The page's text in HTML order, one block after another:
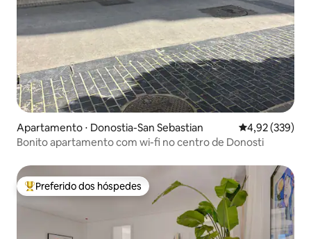
Apartamento ⋅ Donostia-San Sebastian 4,92 de uma
4,92 (339)
Bonito apartamento com wi-fi no centro de Donosti
Entre os melhores preferidos dos hóspedes
Preferido dos hóspedes